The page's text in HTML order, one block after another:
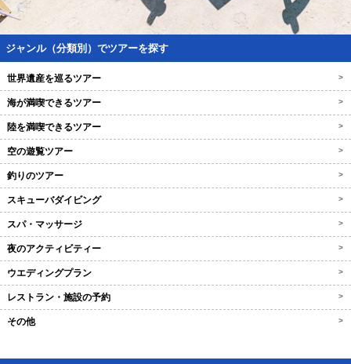
ジャンル（分類別）でツアーを探す
世界遺産を巡るツアー >
海が満喫できるツアー >
陸を満喫できるツアー >
空の遊覧ツアー >
釣りのツアー >
スキューバダイビング >
スパ・マッサージ >
夜のアクティビティー >
ウエディングプラン >
レストラン・施設の予約 >
その他 >